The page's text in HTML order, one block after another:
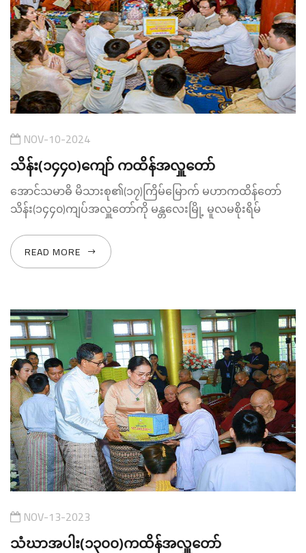
NOV-10-2024
သိန်း(၁၄၄၀)ကျော် ကထိန်အလှူတော်
အောင်သမာဓိ မိသားစု၏(၁၇)ကြိမ်မြောက် မဟာကထိန်တော်
သိန်း(၁၄၄၀)ကျပ်အလှူတော်ကို မန္တလေးမြို့ မူလမစိုးရိမ်
READ MORE
NOV-13-2023
သံဃာအပါး(၁၃၀၀)ကထိန်အလှူတော်